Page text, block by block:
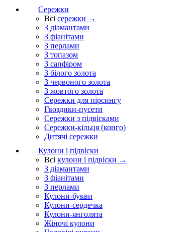
Сережки
Всі сережки →
З діамантами
З фіанітами
З перлами
З топазом
З сапфіром
З білого золота
З червоного золота
З жовтого золота
Сережки для пірсингу
Гвоздики-пусети
Сережки з підвісками
Сережки-кільця (конго)
Дитячі сережки
Кулони і підвіски
Всі кулони і підвіски →
З діамантами
З фіанітами
З перлами
Кулони-букви
Кулони-сердечка
Кулони-янголята
Жіночі кулони